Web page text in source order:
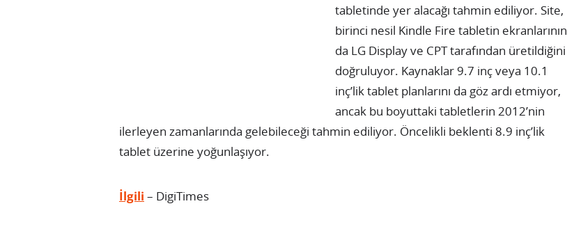
tabletinde yer alacağı tahmin ediliyor. Site,
birinci nesil Kindle Fire tabletin ekranlarının
da LG Display ve CPT tarafından üretildiğini
doğruluyor. Kaynaklar 9.7 inç veya 10.1
inç’lik tablet planlarını da göz ardı etmiyor,
ancak bu boyuttaki tabletlerin 2012’nin
ilerleyen zamanlarında gelebileceği tahmin ediliyor. Öncelikli beklenti 8.9 inç’lik
tablet üzerine yoğunlaşıyor.
İlgili – DigiTimes